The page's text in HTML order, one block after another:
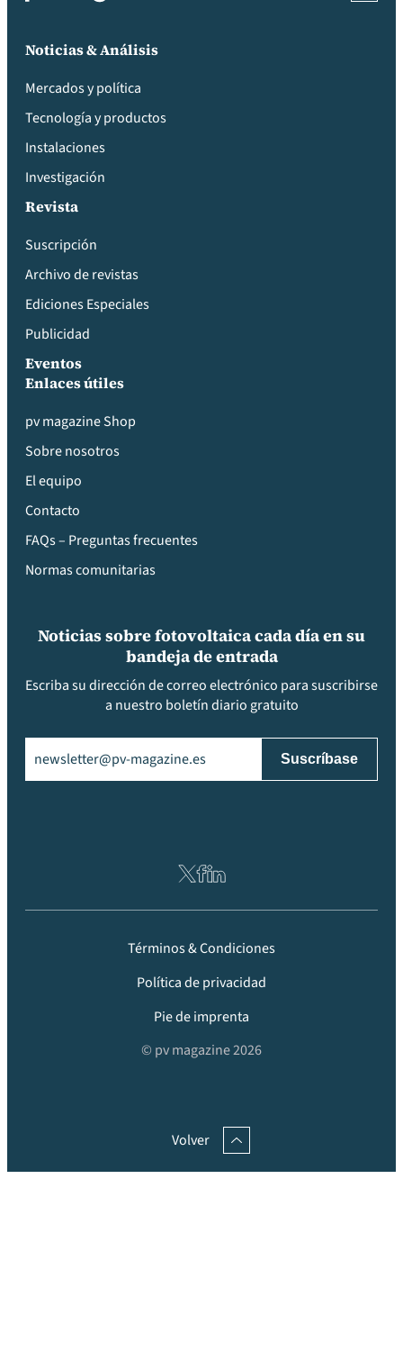
Noticias & Análisis
Mercados y política
Tecnología y productos
Instalaciones
Investigación
Revista
Suscripción
Archivo de revistas
Ediciones Especiales
Publicidad
Eventos
Enlaces útiles
pv magazine Shop
Sobre nosotros
El equipo
Contacto
FAQs – Preguntas frecuentes
Normas comunitarias
Noticias sobre fotovoltaica cada día en su
bandeja de entrada
Escriba su dirección de correo electrónico para suscribirse
a nuestro boletín diario gratuito
Términos & Condiciones
Política de privacidad
Pie de imprenta
© pv magazine 2026
Volver